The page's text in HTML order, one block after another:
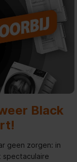
Black
geen zorgen: in
spectaculaire